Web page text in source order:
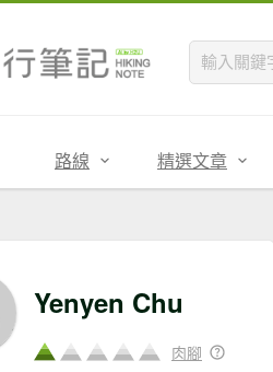
路線 精選文章
Yenyen Chu
肉腳